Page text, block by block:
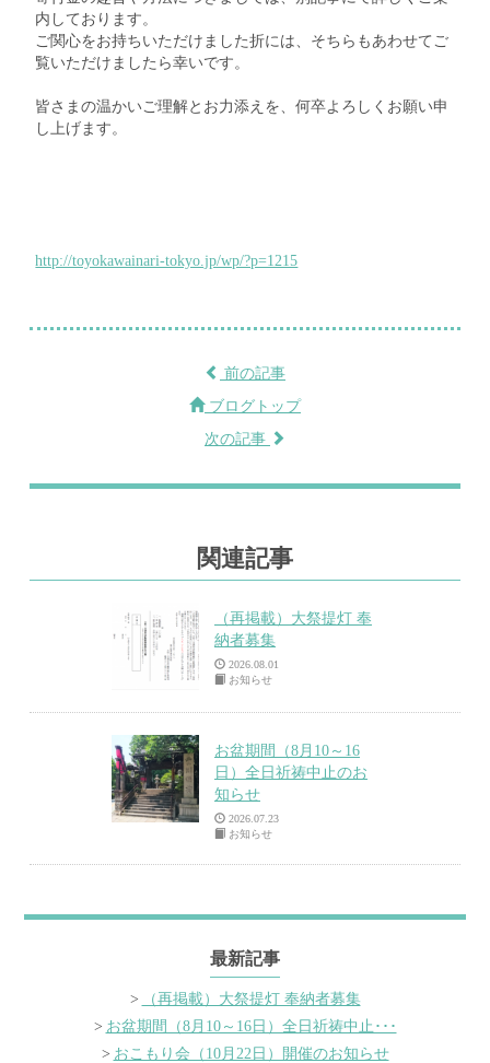
内しております。
ご関心をお持ちいただけました折には、そちらもあわせてご
覧いただけましたら幸いです。
皆さまの温かいご理解とお力添えを、何卒よろしくお願い申
し上げます。
http://toyokawainari-tokyo.jp/wp/?p=1215
前の記事
ブログトップ
次の記事
関連記事
（再掲載）大祭提灯 奉
納者募集
2026.08.01
お知らせ
お盆期間（8月10～16
日）全日祈祷中止のお
知らせ
2026.07.23
お知らせ
最新記事
（再掲載）大祭提灯 奉納者募集
お盆期間（8月10～16日）全日祈祷中止･･･
おこもり会（10月22日）開催のお知らせ